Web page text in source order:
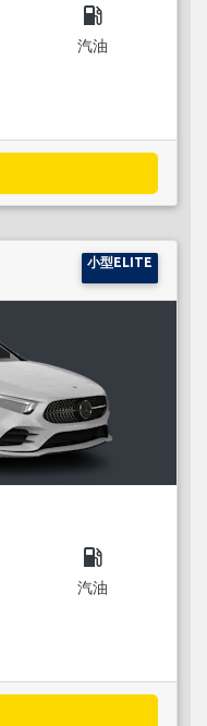
local_gas_station
汽油
小型ELITE
local_gas_station
汽油